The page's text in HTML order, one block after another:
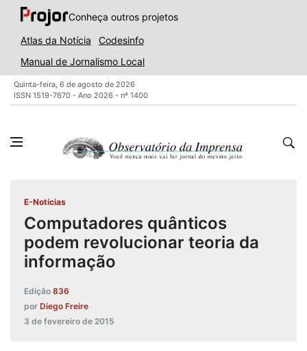
Conheça outros projetos
Atlas da Notícia
Codesinfo
Manual de Jornalismo Local
Quinta-feira, 6 de agosto de 2026
ISSN 1519-7670 - Ano 2026 - nº 1400
E-Notícias
Computadores quânticos
podem revolucionar teoria da
informação
Edição 836
por Diego Freire
3 de fevereiro de 2015